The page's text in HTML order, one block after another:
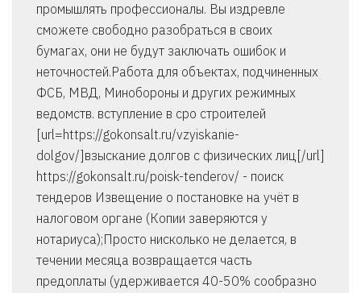
промышлять профессионалы. Вы издревле
сможете свободно разобраться в своих
бумагах, они не будут заключать ошибок и
неточностей.Работа для объектах, подчиненных
ФСБ, МВД, Минобороны и других режимных
ведомств. вступление в сро строителей
[url=https://gokonsalt.ru/vzyiskanie-
dolgov/]взыскание долгов с физических лиц[/url]
https://gokonsalt.ru/poisk-tenderov/ - поиск
тендеров Извещение о постановке на учёт в
налоговом органе (Копии заверяются у
нотариуса);Просто нисколько не делается, в
течении месяца возвращается часть
предоплаты (удерживается 40-50% сообразно